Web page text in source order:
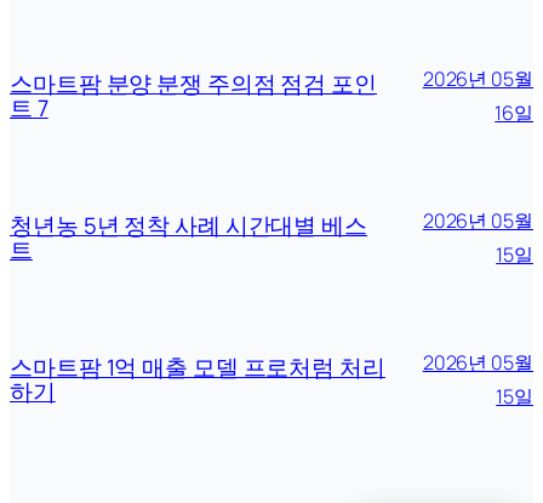
스마트팜 분양 분쟁 주의점 점검 포인
트 7
2026년 05월
16일
청년농 5년 정착 사례 시간대별 베스
트
2026년 05월
15일
스마트팜 1억 매출 모델 프로처럼 처리
하기
2026년 05월
15일